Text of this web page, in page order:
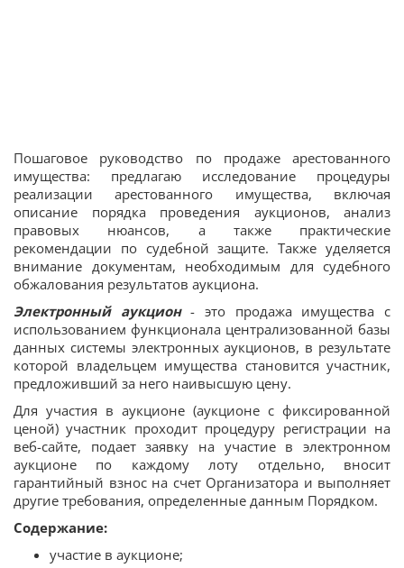
Пошаговое руководство по продаже арестованного
имущества: предлагаю исследование процедуры
реализации арестованного имущества, включая
описание порядка проведения аукционов, анализ
правовых нюансов, а также практические
рекомендации по судебной защите. Также уделяется
внимание документам, необходимым для судебного
обжалования результатов аукциона.
Электронный аукцион- это продажа имущества с
использованием функционала централизованной базы
данных системы электронных аукционов, в результате
которой владельцем имущества становится участник,
предложивший за него наивысшую цену.
Для участия в аукционе (аукционе с фиксированной
ценой) участник проходит процедуру регистрации на
веб-сайте, подает заявку на участие в электронном
аукционе по каждому лоту отдельно, вносит
гарантийный взнос на счет Организатора и выполняет
другие требования, определенные данным Порядком.
Содержание:
участие в аукционе;